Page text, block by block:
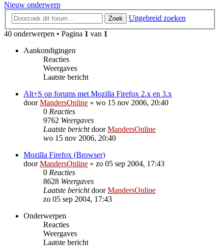
Nieuw onderwerp
Zoek
Uitgebreid zoeken
40 onderwerpen • Pagina 1 van 1
Aankondigingen
Reacties
Weergaves
Laatste bericht
Alt+S op forums met Mozilla Firefox 2.x en 3.x
doorMandersOnline » wo 15 nov 2006, 20:40
0 Reacties
9762 Weergaves
Laatste berichtdoorMandersOnline
wo 15 nov 2006, 20:40
Mozilla Firefox (Browser)
doorMandersOnline » zo 05 sep 2004, 17:43
0 Reacties
8628 Weergaves
Laatste berichtdoorMandersOnline
zo 05 sep 2004, 17:43
Onderwerpen
Reacties
Weergaves
Laatste bericht